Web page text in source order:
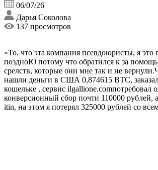
06/07/26
Дарья Соколова
137 просмотров
«То, что эта компания псевдоюристы, я
поздноЮ потому что обратился к за
срелств, которые они мне так и не
нашли деньги в США 0,874615 BTC,
кошельке , сервис ilgallione.comпотребовал
конверсионный сбор почти 110000 рублей, а
itin, на этом я потерял 325000 рублей со